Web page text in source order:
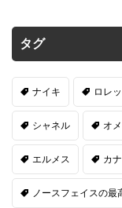
タグ
ナイキ ロレ
シャネル オ
エルメス カ
ノースフェイスの最